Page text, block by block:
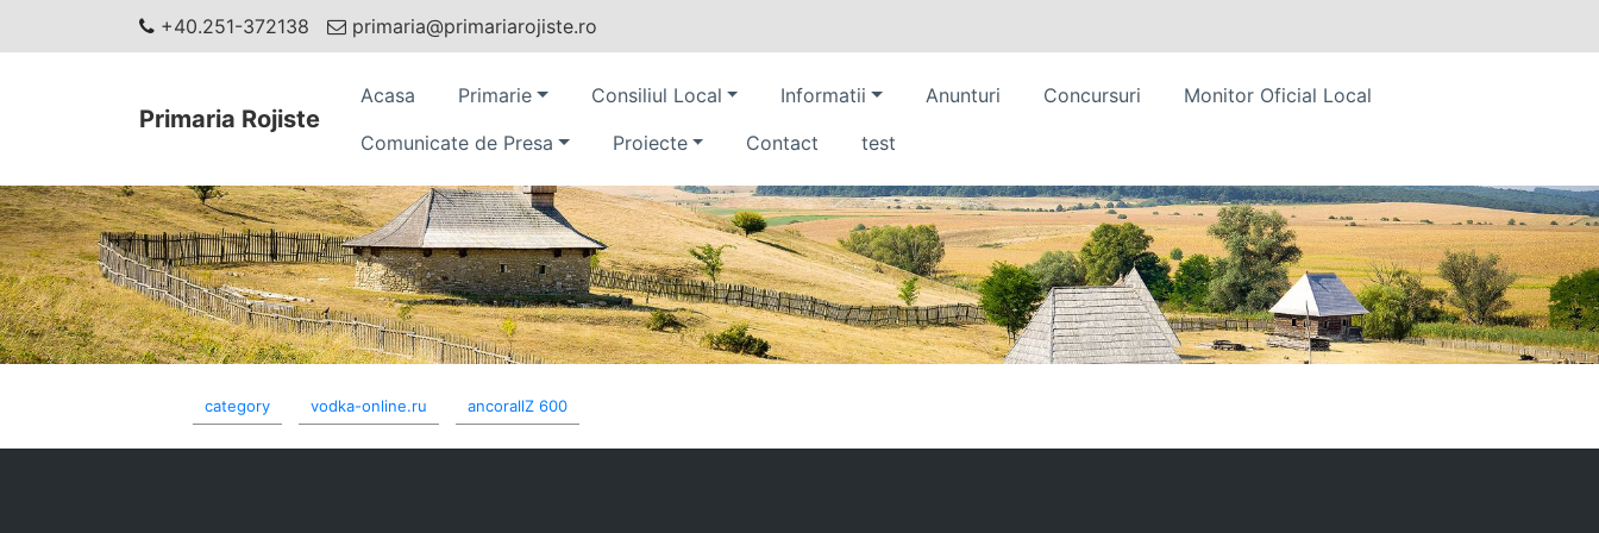
+40.251-372138 primaria@primariarojiste.ro
Primaria Rojiste
Acasa Primarie Consiliul Local Informatii Anunturi Concursuri
Monitor Oficial Local
Comunicate de Presa
Proiecte Contact test
category vodka-online.ru ancorallZ 600